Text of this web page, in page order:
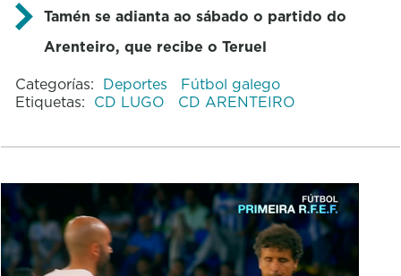
Tamén se adianta ao sábado o partido do
Arenteiro, que recibe o Teruel
Categorías: Deportes
Fútbol galego
Etiquetas: CD LUGO CD ARENTEIRO